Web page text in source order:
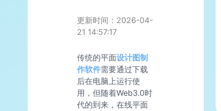
更新时间：2026-04-
21 14:57:17
传统的平面设计图制
作软件需要通过下载
后在电脑上运行使
用，但随着Web3.0时
代的到来，在线平面